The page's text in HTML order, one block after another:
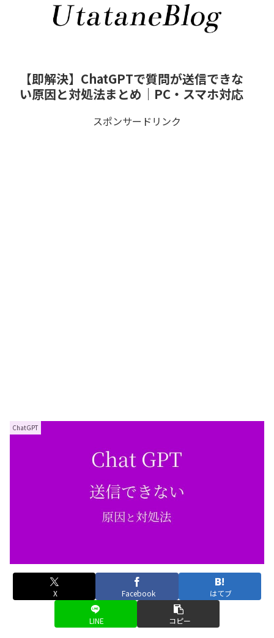
【即解決】ChatGPTで質問が送信できな
い原因と対処法まとめ｜PC・スマホ対応
スポンサードリンク
ChatGPT
X Facebook はてブ
LINE コピー